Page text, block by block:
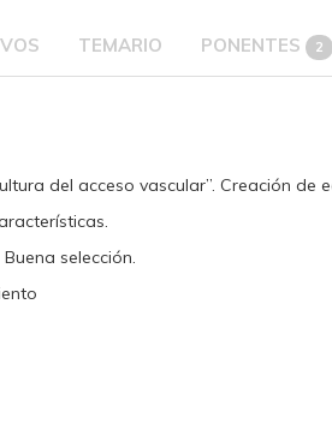
TEMARIO PONENTES 2
del acceso vascular”. Creación
selección.